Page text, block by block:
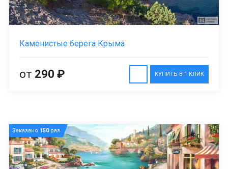
Каменистые берега Крыма
КУПИТЬ В 1 КЛИК
от 290 ₽
Заказано 150раз